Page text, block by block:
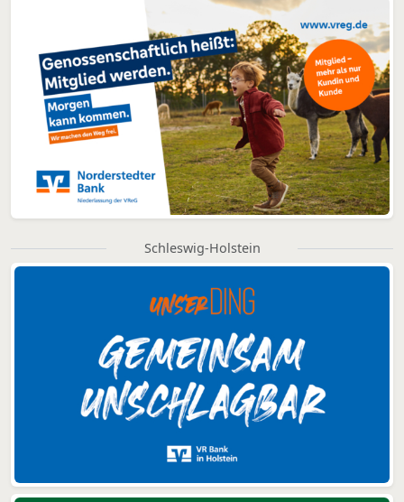
Schleswig-Holstein